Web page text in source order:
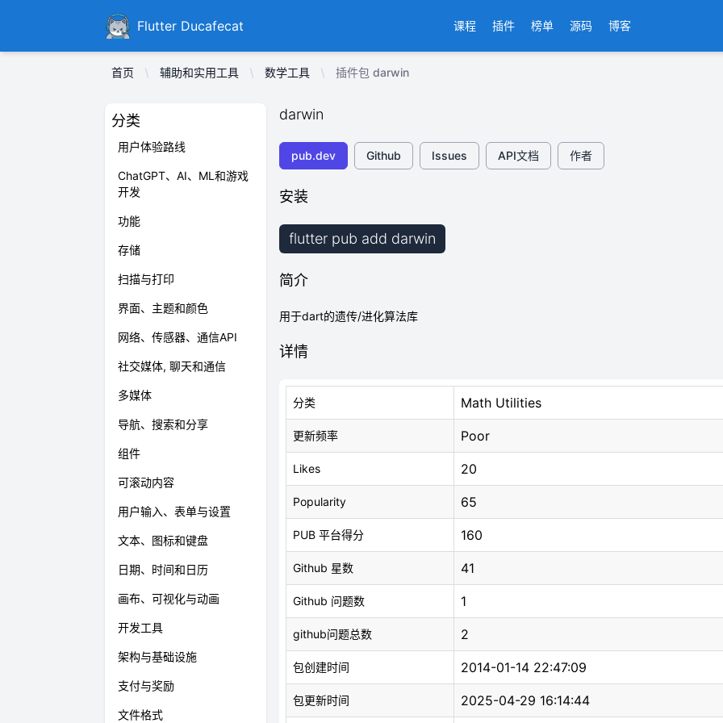
DucafecatFlutter Ducafecat 课程 插件 榜单 源码 博客
首页 辅助和实用工具 数学工具 插件包 darwin
分类
用户体验路线
ChatGPT、AI、ML和游戏
开发
功能
存储
扫描与打印
界面、主题和颜色
网络、传感器、通信API
社交媒体, 聊天和通信
多媒体
导航、搜索和分享
组件
可滚动内容
用户输入、表单与设置
文本、图标和键盘
日期、时间和日历
画布、可视化与动画
开发工具
架构与基础设施
支付与奖励
文件格式
darwin
pub.dev Github Issues API文档 作者
安装
flutter pub add darwin
简介
用于dart的遗传/进化算法库
详情
分类 Math Utilities
更新频率 Poor
Likes 20
Popularity 65
PUB 平台得分 160
Github 星数 41
Github 问题数 1
github问题总数 2
包创建时间 2014-01-14 22:47:09
包更新时间 2025-04-29 16:14:44